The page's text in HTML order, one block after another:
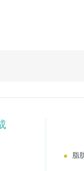
脂